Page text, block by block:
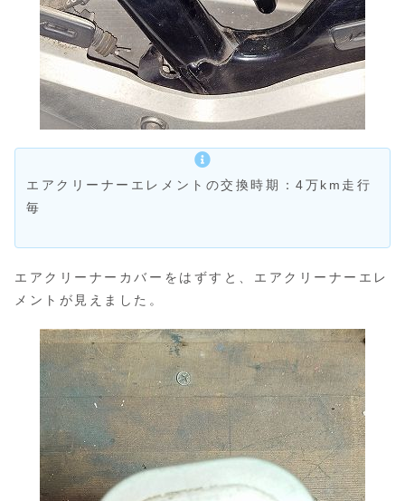
エアクリーナーエレメントの交換時期：4万km走行
毎
エアクリーナーカバーをはずすと、エアクリーナーエレ
メントが見えました。